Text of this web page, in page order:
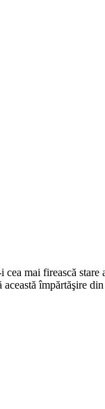
mai firească
împărtăşire